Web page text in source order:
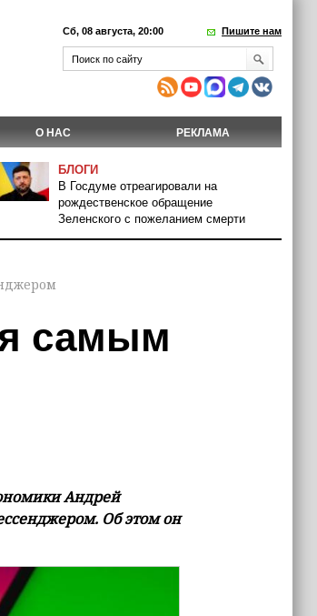
Сб, 08 августа, 20:00 Пишите нам
О НАС РЕКЛАМА
БЛОГИ
В Госдуме отреагировали на
рождественское обращение
Зеленского с пожеланием смерти
самым
Андрей
Об этом он